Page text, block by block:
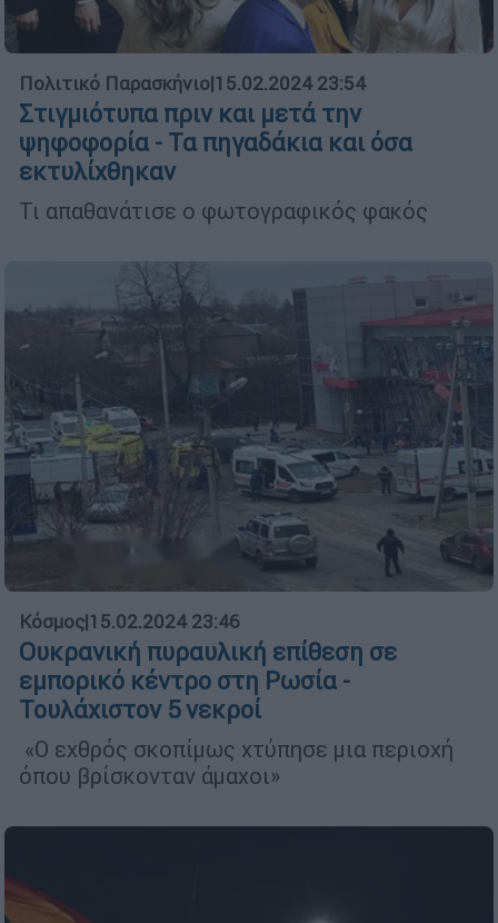
Πολιτικό Παρασκήνιο|15.02.2024 23:54
Στιγμιότυπα πριν και μετά την
ψηφοφορία - Τα πηγαδάκια και όσα
εκτυλίχθηκαν
Τι απαθανάτισε ο φωτογραφικός φακός
Κόσμος|15.02.2024 23:46
Ουκρανική πυραυλική επίθεση σε
εμπορικό κέντρο στη Ρωσία -
Τουλάχιστον 5 νεκροί
«Ο εχθρός σκοπίμως χτύπησε μια περιοχή
όπου βρίσκονταν άμαχοι»